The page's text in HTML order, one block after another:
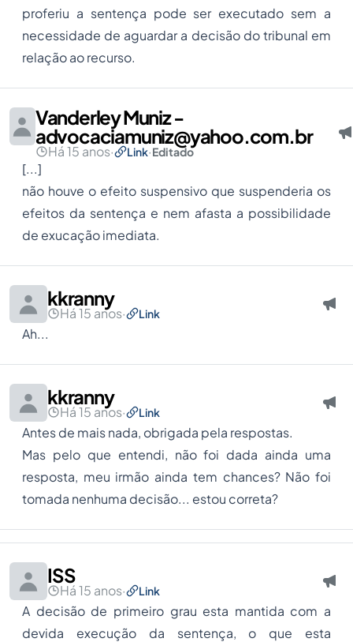
proferiu a sentença pode ser executado sem a
necessidade de aguardar a decisão do tribunal em
relação ao recurso.
Vanderley Muniz -
advocaciamuniz@yahoo.com.br
Há 15 anos· Link· Editado
[...]
não houve o efeito suspensivo que suspenderia os
efeitos da sentença e nem afasta a possibilidade
de exucação imediata.
kkranny
Há 15 anos· Link
Ah...
kkranny
Há 15 anos· Link
Antes de mais nada, obrigada pela respostas.
Mas pelo que entendi, não foi dada ainda uma
resposta, meu irmão ainda tem chances? Não foi
tomada nenhuma decisão... estou correta?
ISS
Há 15 anos· Link
A decisão de primeiro grau esta mantida com a
devida execução da sentença, o que esta